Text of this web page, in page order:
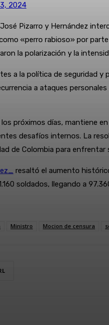
2024
Pizarro y Hernández
«perro rabioso» por
la polarización y la
a la política de seguridad
a ataques
próximos días, mantiene
desafíos internos. La
de Colombia para
resaltó el aumento
soldados, llegando a
Ministro Mocion de censura